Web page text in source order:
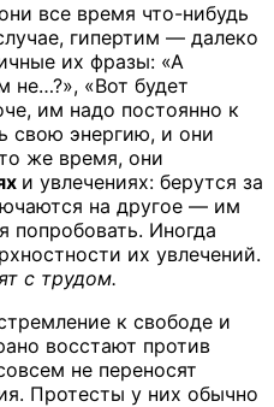
все время что-нибудь
гипертим — далеко
их фразы: «А
не…?», «Вот будет
им надо постоянно к
свою энергию, и они
же время, они
и увлечениях: берутся за
на другое — им
попробовать. Иногда
их увлечений.
с трудом.
к свободе и
восстают против
не переносят
Протесты у них обычно